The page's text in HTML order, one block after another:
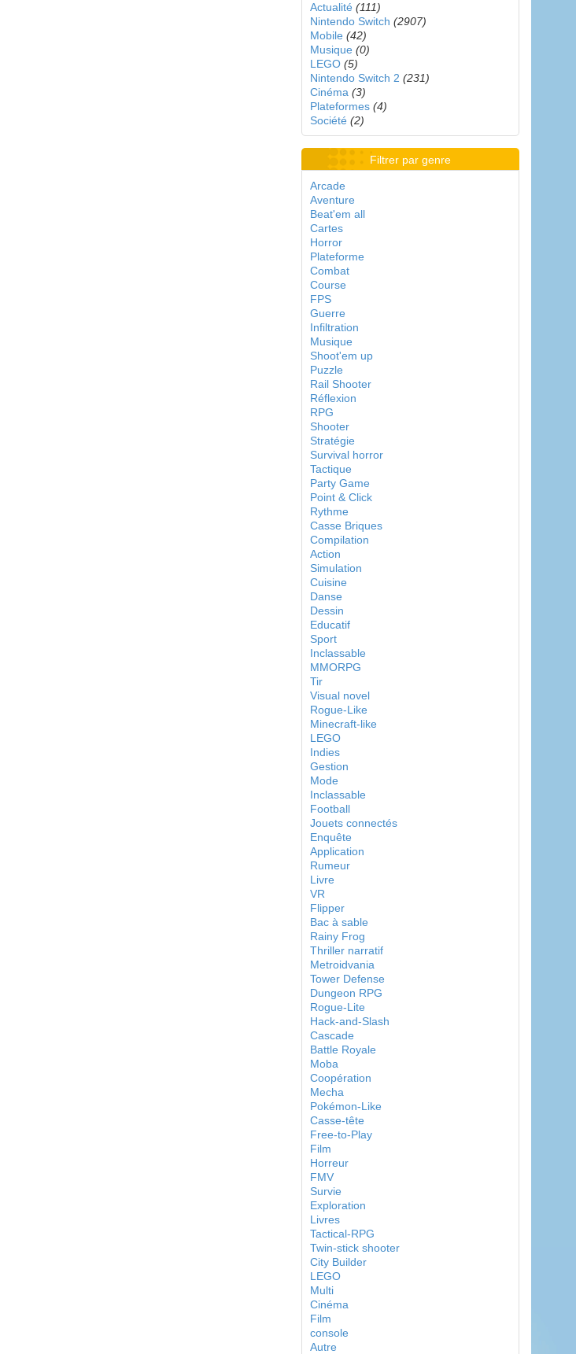
Actualité (111)
Nintendo Switch (2907)
Mobile (42)
Musique (0)
LEGO (5)
Nintendo Switch 2 (231)
Cinéma (3)
Plateformes (4)
Société (2)
Filtrer par genre
Arcade
Aventure
Beat'em all
Cartes
Horror
Plateforme
Combat
Course
FPS
Guerre
Infiltration
Musique
Shoot'em up
Puzzle
Rail Shooter
Réflexion
RPG
Shooter
Stratégie
Survival horror
Tactique
Party Game
Point & Click
Rythme
Casse Briques
Compilation
Action
Simulation
Cuisine
Danse
Dessin
Educatif
Sport
Inclassable
MMORPG
Tir
Visual novel
Rogue-Like
Minecraft-like
LEGO
Indies
Gestion
Mode
Inclassable
Football
Jouets connectés
Enquête
Application
Rumeur
Livre
VR
Flipper
Bac à sable
Rainy Frog
Thriller narratif
Metroidvania
Tower Defense
Dungeon RPG
Rogue-Lite
Hack-and-Slash
Cascade
Battle Royale
Moba
Coopération
Mecha
Pokémon-Like
Casse-tête
Free-to-Play
Film
Horreur
FMV
Survie
Exploration
Livres
Tactical-RPG
Twin-stick shooter
City Builder
LEGO
Multi
Cinéma
Film
console
Autre